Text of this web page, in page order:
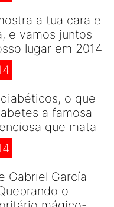
a tua cara e
e vamos juntos
lugar em 2014
o que
a famosa
que mata
Gabriel García
o